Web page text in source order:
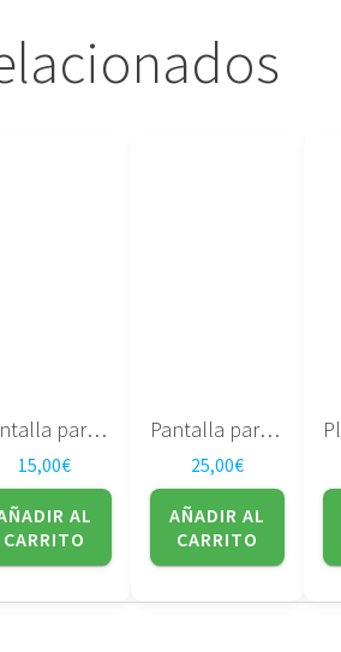
Pantalla para portatil LTM14C500F Toshiba
15,00€
AL
CARRITO
Pantalla para portatil SAMSUNG LTN121XP01
25,00€
AÑADIR AL
CARRITO